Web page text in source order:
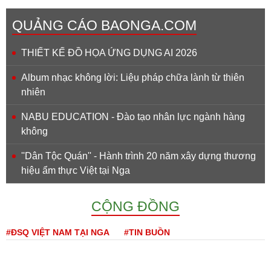
QUẢNG CÁO BAONGA.COM
THIẾT KẾ ĐỒ HỌA ỨNG DỤNG AI 2026
Album nhạc không lời: Liệu pháp chữa lành từ thiên
nhiên
NABU EDUCATION - Đào tạo nhân lực ngành hàng
không
''Dân Tộc Quán'' - Hành trình 20 năm xây dựng thương
hiệu ẩm thực Việt tại Nga
CỘNG ĐỒNG
#ĐSQ VIỆT NAM TẠI NGA #TIN BUỒN